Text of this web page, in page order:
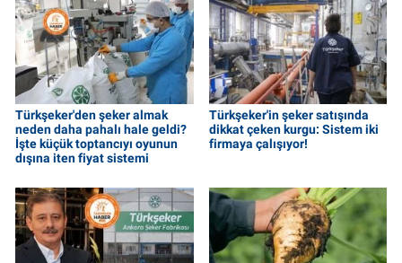
Türkşeker'den şeker almak
neden daha pahalı hale geldi?
İşte küçük toptancıyı oyunun
dışına iten fiyat sistemi
Türkşeker'in şeker satışında
dikkat çeken kurgu: Sistem iki
firmaya çalışıyor!